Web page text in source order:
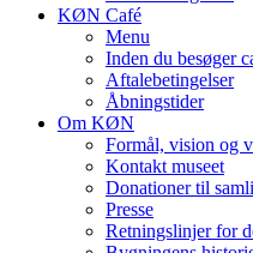
KØN Café
Menu
Inden du besøger
Aftalebetingelser
Åbningstider
Om KØN
Formål, vision og
Kontakt museet
Donationer til
Presse
Retningslinjer for